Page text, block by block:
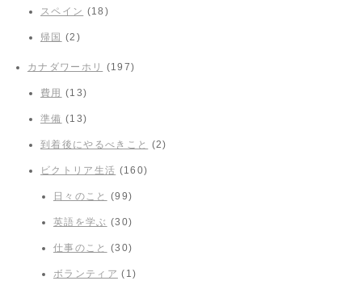
スペイン (18)
帰国 (2)
カナダワーホリ (197)
費用 (13)
準備 (13)
到着後にやるべきこと (2)
ビクトリア生活 (160)
日々のこと (99)
英語を学ぶ (30)
仕事のこと (30)
ボランティア (1)